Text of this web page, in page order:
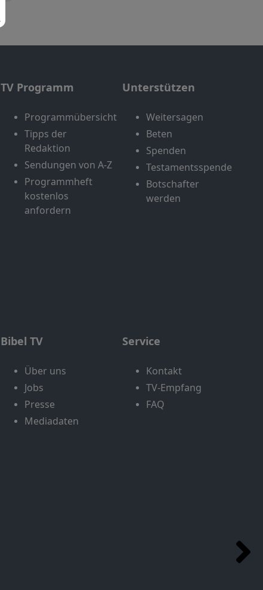
TV Programm
Programmübersicht
Tipps der
Redaktion
Sendungen von A-Z
Programmheft
kostenlos
anfordern
Unterstützen
Weitersagen
Beten
Spenden
Testamentsspende
Botschafter
werden
Bibel TV
Über uns
Jobs
Presse
Mediadaten
Service
Kontakt
TV-Empfang
FAQ